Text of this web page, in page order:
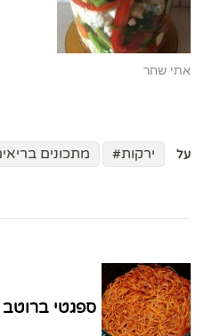
אתי שחר
על ירקות מתכונים
בפוסטים
ספגטי ברוטב